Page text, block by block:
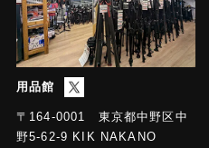
用品館
〒164-0001 東京都中野区中
野5-62-9 KIK NAKANO